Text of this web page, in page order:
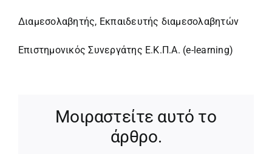
Διαμεσολαβητής, Εκπαιδευτής διαμεσολαβητών
Επιστημονικός Συνεργάτης Ε.Κ.Π.Α. (e-learning)
Μοιραστείτε αυτό το
άρθρο.